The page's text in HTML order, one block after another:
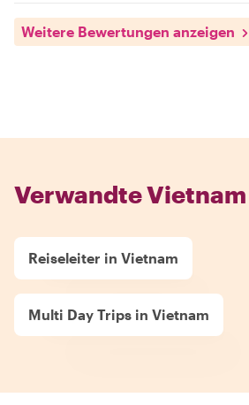
Weitere Bewertungen anzeigen
Verwandte
Reiseleiter in Vietnam
Multi Day Trips in Vietnam